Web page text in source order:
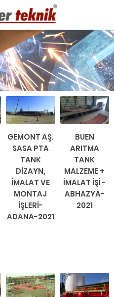
GEMONT AŞ.
SASA PTA
TANK
DİZAYN,
İMALAT VE
MONTAJ
İŞLERİ-
ADANA-2021
BUEN
ARITMA
TANK
MALZEME +
İMALAT İŞİ -
ABHAZYA-
2021